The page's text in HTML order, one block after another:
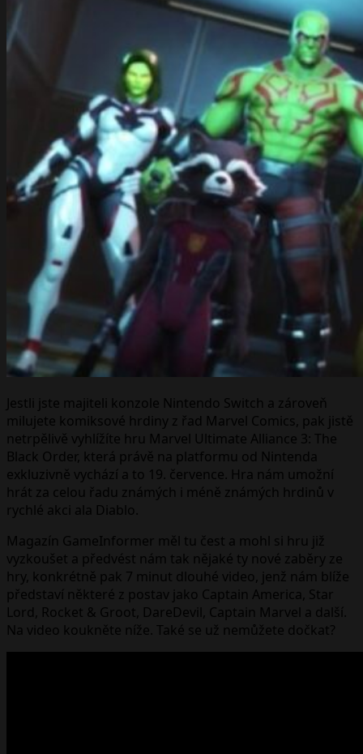
Jestli jste majiteli konzole Nintendo Switch a zároveň
milujete komiksové hrdiny z řad Marvel Comics, pak jistě
netrpělivě vyhlížíte hru Marvel Ultimate Alliance 3: The
Black Order, která právě na platformu od Nintenda
exkluzivně vychází a to 19. července. Hra nám umožní
hrát za celou řadu známých i méně známých hrdinů v
rychlé akci ala Diablo.
Magazín GameInformer měl tu čest a mohl si hru již
vyzkoušet a předvést nám tak nějaké ty nové zaběry ze
hry, konkrétně pak 7 minut dlouhé video, jenž nám blíže
představí některé z postav jako Captain America, Star
Lord, Rocket & Groot, DareDevil, Captain Marvel a další.
Na video koukněte níže. Také se už nemůžete dočkat?